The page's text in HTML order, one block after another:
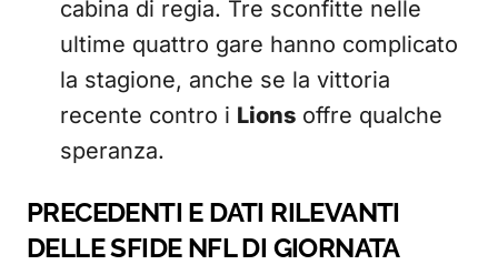
cabina di regia. Tre sconfitte nelle
ultime quattro gare hanno complicato
la stagione, anche se la vittoria
recente contro i Lions offre qualche
speranza.
PRECEDENTI E DATI RILEVANTI
DELLE SFIDE NFL DI GIORNATA